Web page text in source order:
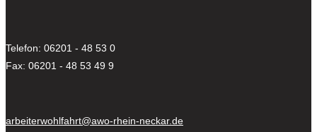
Telefon: 06201 - 48 53 0
Fax: 06201 - 48 53 49 9
arbeiterwohlfahrt@awo-rhein-neckar.de